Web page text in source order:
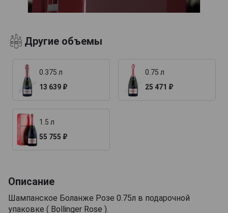
Другие объемы
0.375 л
13 639 ₽
0.75 л
25 471 ₽
1.5 л
55 755 ₽
Описание
Шампанское Боланже Розе 0.75л в подарочной
упаковке ( Bollinger Rose ).